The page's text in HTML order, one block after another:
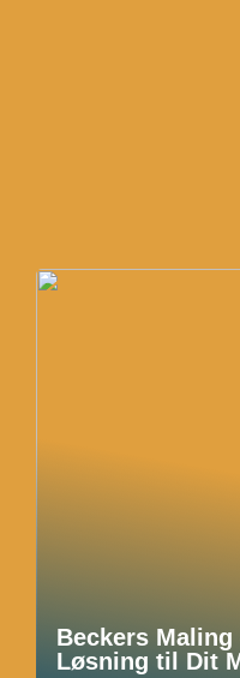
Beckers Maling
Løsning til Dit